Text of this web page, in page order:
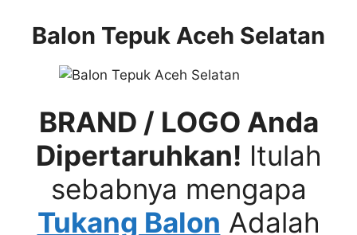
Balon Tepuk Aceh Selatan
BRAND / LOGO Anda
Dipertaruhkan! Itulah
sebabnya mengapa
Tukang Balon Adalah